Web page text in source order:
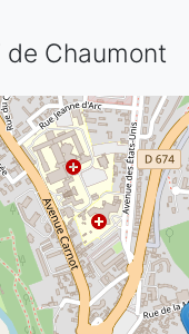
de Chaumont